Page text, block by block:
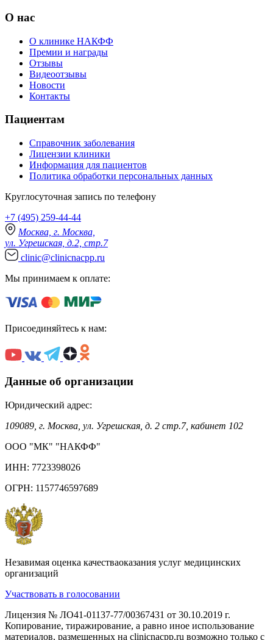
О нас
О клинике НАКФФ
Премии и награды
Отзывы
Видеоотзывы
Новости
Контакты
Пациентам
Справочник заболевания
Лицензии клиники
Информация для пациентов
Политика обработки персональных данных
Круглосуточная запись по телефону
+7 (495) 259-44-44
Москва, г. Москва,
ул. Угрешская, д.2, стр.7
clinic@clinicnacpp.ru
Мы принимаем к оплате:
Присоединяйтесь к нам:
Данные об организации
Юридический адрес:
109089, г. Москва, ул. Угрешская, д. 2 стр.7, кабинет 102
ООО "МК" "НАКФФ"
ИНН: 7723398026
ОГРН: 1157746597689
Незавимая оценка качестваоказания услуг медицинских
организаций
Участвовать в голосовании
Лицензия № ЛО41-01137-77/00367431 от 30.10.2019 г.
Копирование, тиражирование, а равно иное использование
материалов, размещенных на clinicnacpp.ru возможно только с